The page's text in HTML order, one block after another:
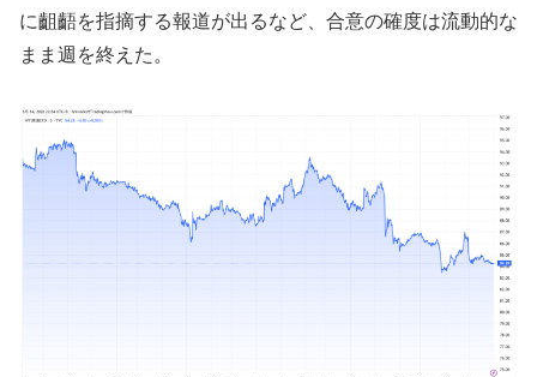
に齟齬を指摘する報道が出るなど、合意の確度は流動的な
まま週を終えた。